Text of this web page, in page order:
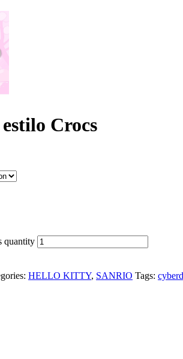
Crocs
quantity
HELLO KITTY, SANRIO Tags: